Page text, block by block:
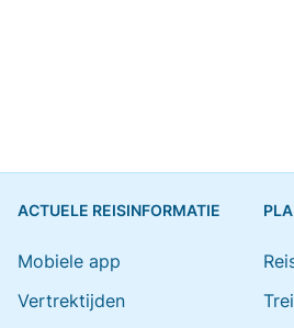
ACTUELE REISINFORMATIE
Mobiele app
Vertrektijden